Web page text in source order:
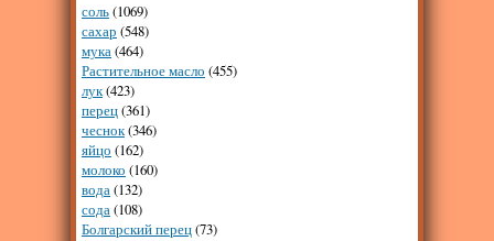
соль(1069)
сахар (548)
мука(464)
Растительное масло (455)
лук(423)
перец(361)
чеснок(346)
яйцо (162)
молоко (160)
вода(132)
сода(108)
Болгарский перец(73)